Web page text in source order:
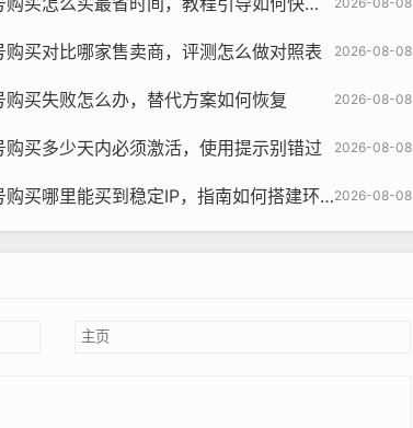
,wdd16888.com
号可以让他们更精准地触达目标用户，提高广告
海外账号可以让他们更好地与海外用户互动，提升
2026-08-08
买对比哪家售卖商，评测怎么做对照表
2026-08-08
买失败怎么办，替代方案如何恢复
2026-08-08
买多少天内必须激活，使用提示别错过
2026-08-08
买哪里能买到稳定IP，指南如何搭建环境